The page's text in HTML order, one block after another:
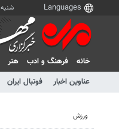
شنبه ۱۷ مرداد ۱۴۰۵
خانه فرهنگ و ادب هنر
عناوین اخبار
فوتبال ایران
ورزش